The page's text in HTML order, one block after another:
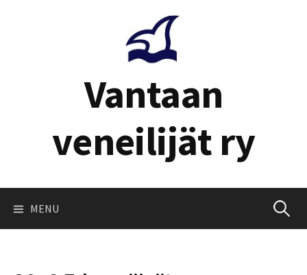
Vantaan
veneilijät ry
MENU Haku: